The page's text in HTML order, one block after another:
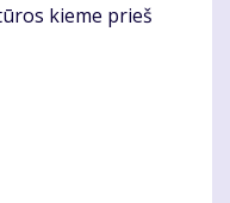
kieme prieš